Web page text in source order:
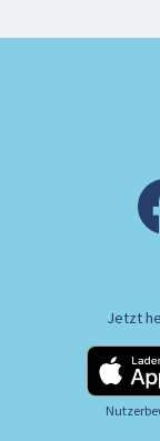
Jetzt